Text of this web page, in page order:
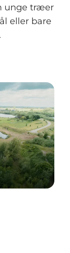
unge træer
eller bare